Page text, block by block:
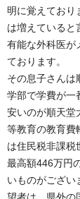
明に覚えており
は増えていると
有能な外科医が
ております。
その息子さんは
学部で学費が一
安いのが順天堂
等教育の教育費
は住民税非課税
最高額446万円
いものがござい